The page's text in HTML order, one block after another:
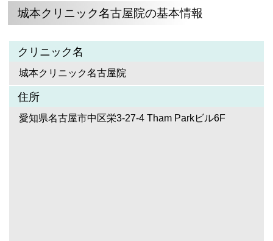
城本クリニック名古屋院の基本情報
クリニック名
城本クリニック名古屋院
住所
愛知県名古屋市中区栄3-27-4 Tham Parkビル6F